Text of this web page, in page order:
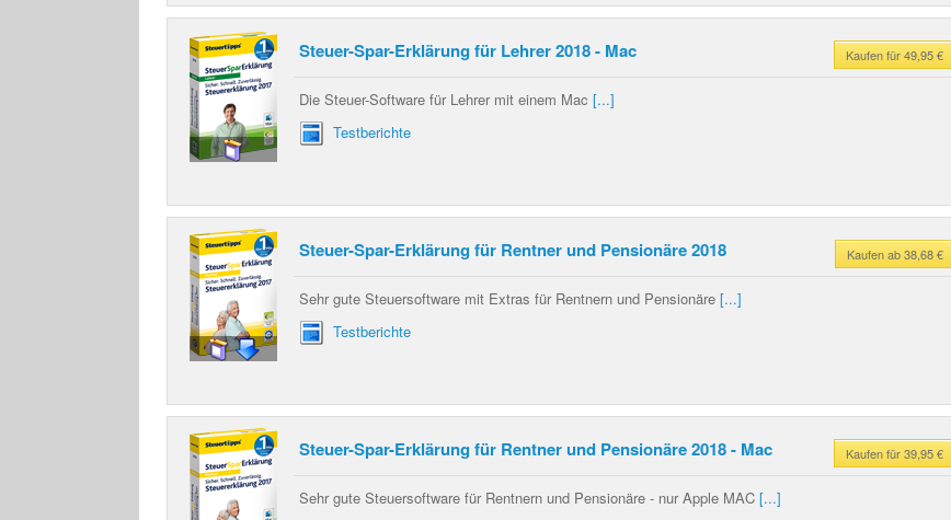
Kaufen für 49,95 €
Steuer-Spar-Erklärung für Lehrer 2018 - Mac
Die Steuer-Software für Lehrer mit einem Mac [...]
Testberichte
Kaufen ab 38,68 €
Steuer-Spar-Erklärung für Rentner und Pensionäre 2018
Sehr gute Steuersoftware mit Extras für Rentnern und Pensionäre [...]
Testberichte
Kaufen für 39,95 €
Steuer-Spar-Erklärung für Rentner und Pensionäre 2018 - Mac
Sehr gute Steuersoftware für Rentnern und Pensionäre - nur Apple MAC [...]